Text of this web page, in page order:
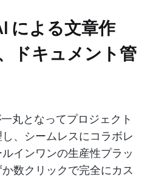
による文章作
ドキュメント管
丸となってプロジェクト
、シームレスにコラボレ
インワンの生産性プラッ
数クリックで完全にカス